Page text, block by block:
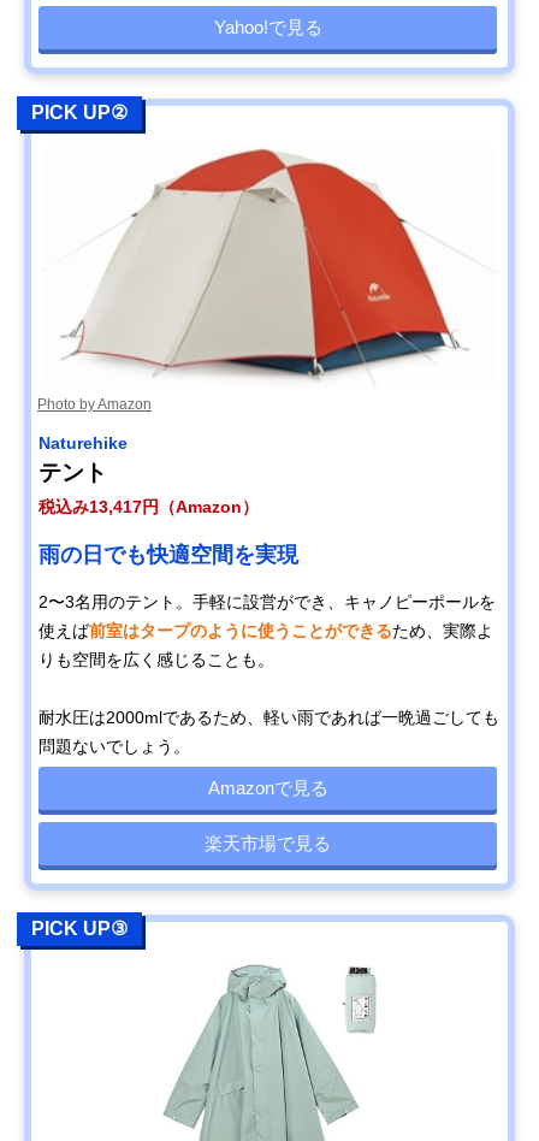
Yahoo!で見る
PICK UP②
Photo by Amazon
Naturehike
テント
税込み13,417円（Amazon）
雨の日でも快適空間を実現
2〜3名用のテント。手軽に設営ができ、キャノピーポールを
使えば前室はタープのように使うことができるため、実際よ
りも空間を広く感じることも。
耐水圧は2000mlであるため、軽い雨であれば一晩過ごしても
問題ないでしょう。
Amazonで見る
楽天市場で見る
PICK UP③